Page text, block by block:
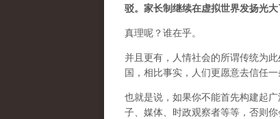
驳。家长制继续在虚拟世界发扬光大
真理呢？谁在乎。
并且更有，人情社会的所谓传统为
国，相比事实，人们更愿意去信任
也就是说，如果你不能首先构建起
子、媒体、时政观察者等等，否则